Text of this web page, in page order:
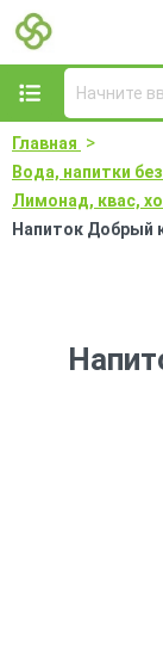
Главная >
Вода, напитки
Лимонад, квас,
Напиток Добрый